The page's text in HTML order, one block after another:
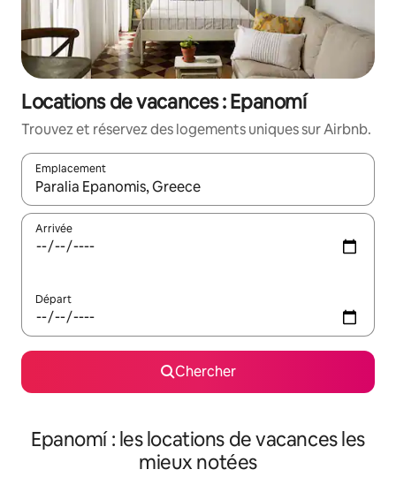
Locations de vacances : Epanomí
Trouvez et réservez des logements uniques sur Airbnb.
Emplacement
Quand les résultats sont affichés, parcourez-les en utilisant
Arrivée
Départ
Chercher
Epanomí : les locations de vacances les
mieux notées